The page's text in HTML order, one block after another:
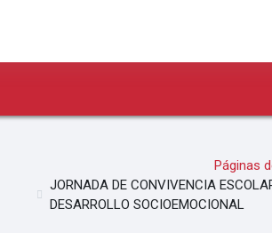
Páginas
JORNADA DE CONVIVENCIA
DESARROLLO SOCIOEMOCIONAL